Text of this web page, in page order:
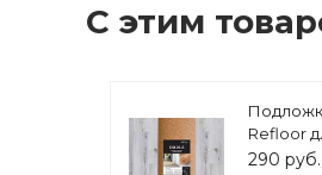
С этим
Refloor
290